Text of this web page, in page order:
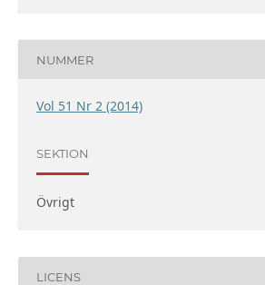
NUMMER
Vol 51 Nr 2 (2014)
SEKTION
Övrigt
LICENS